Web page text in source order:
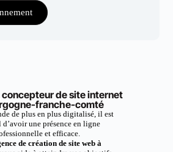
de site internet
franche-comté
de plus en plus digitalisé, il est
d’avoir une présence en ligne
et efficace.
de création de site web à